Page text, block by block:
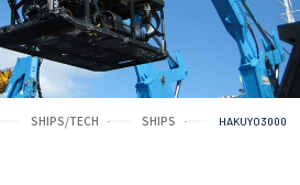
SHIPS/TECH SHIPS HAKUYO3000